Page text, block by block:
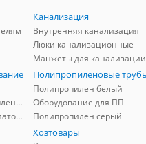
Канализация
Внутренняя канализация
Люки канализационные
Манжеты для канализации
Комплектующие для отопления
Комплектующие для радиаторов
Полипропилен белый
Оборудование для ПП
Полипропилен серый
Хозтовары